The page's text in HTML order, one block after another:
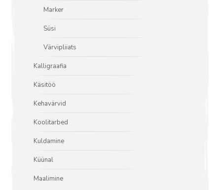
Marker
Süsi
Värvipliiats
Kalligraafia
Käsitöö
Kehavärvid
Koolitarbed
Kuldamine
Küünal
Maalimine